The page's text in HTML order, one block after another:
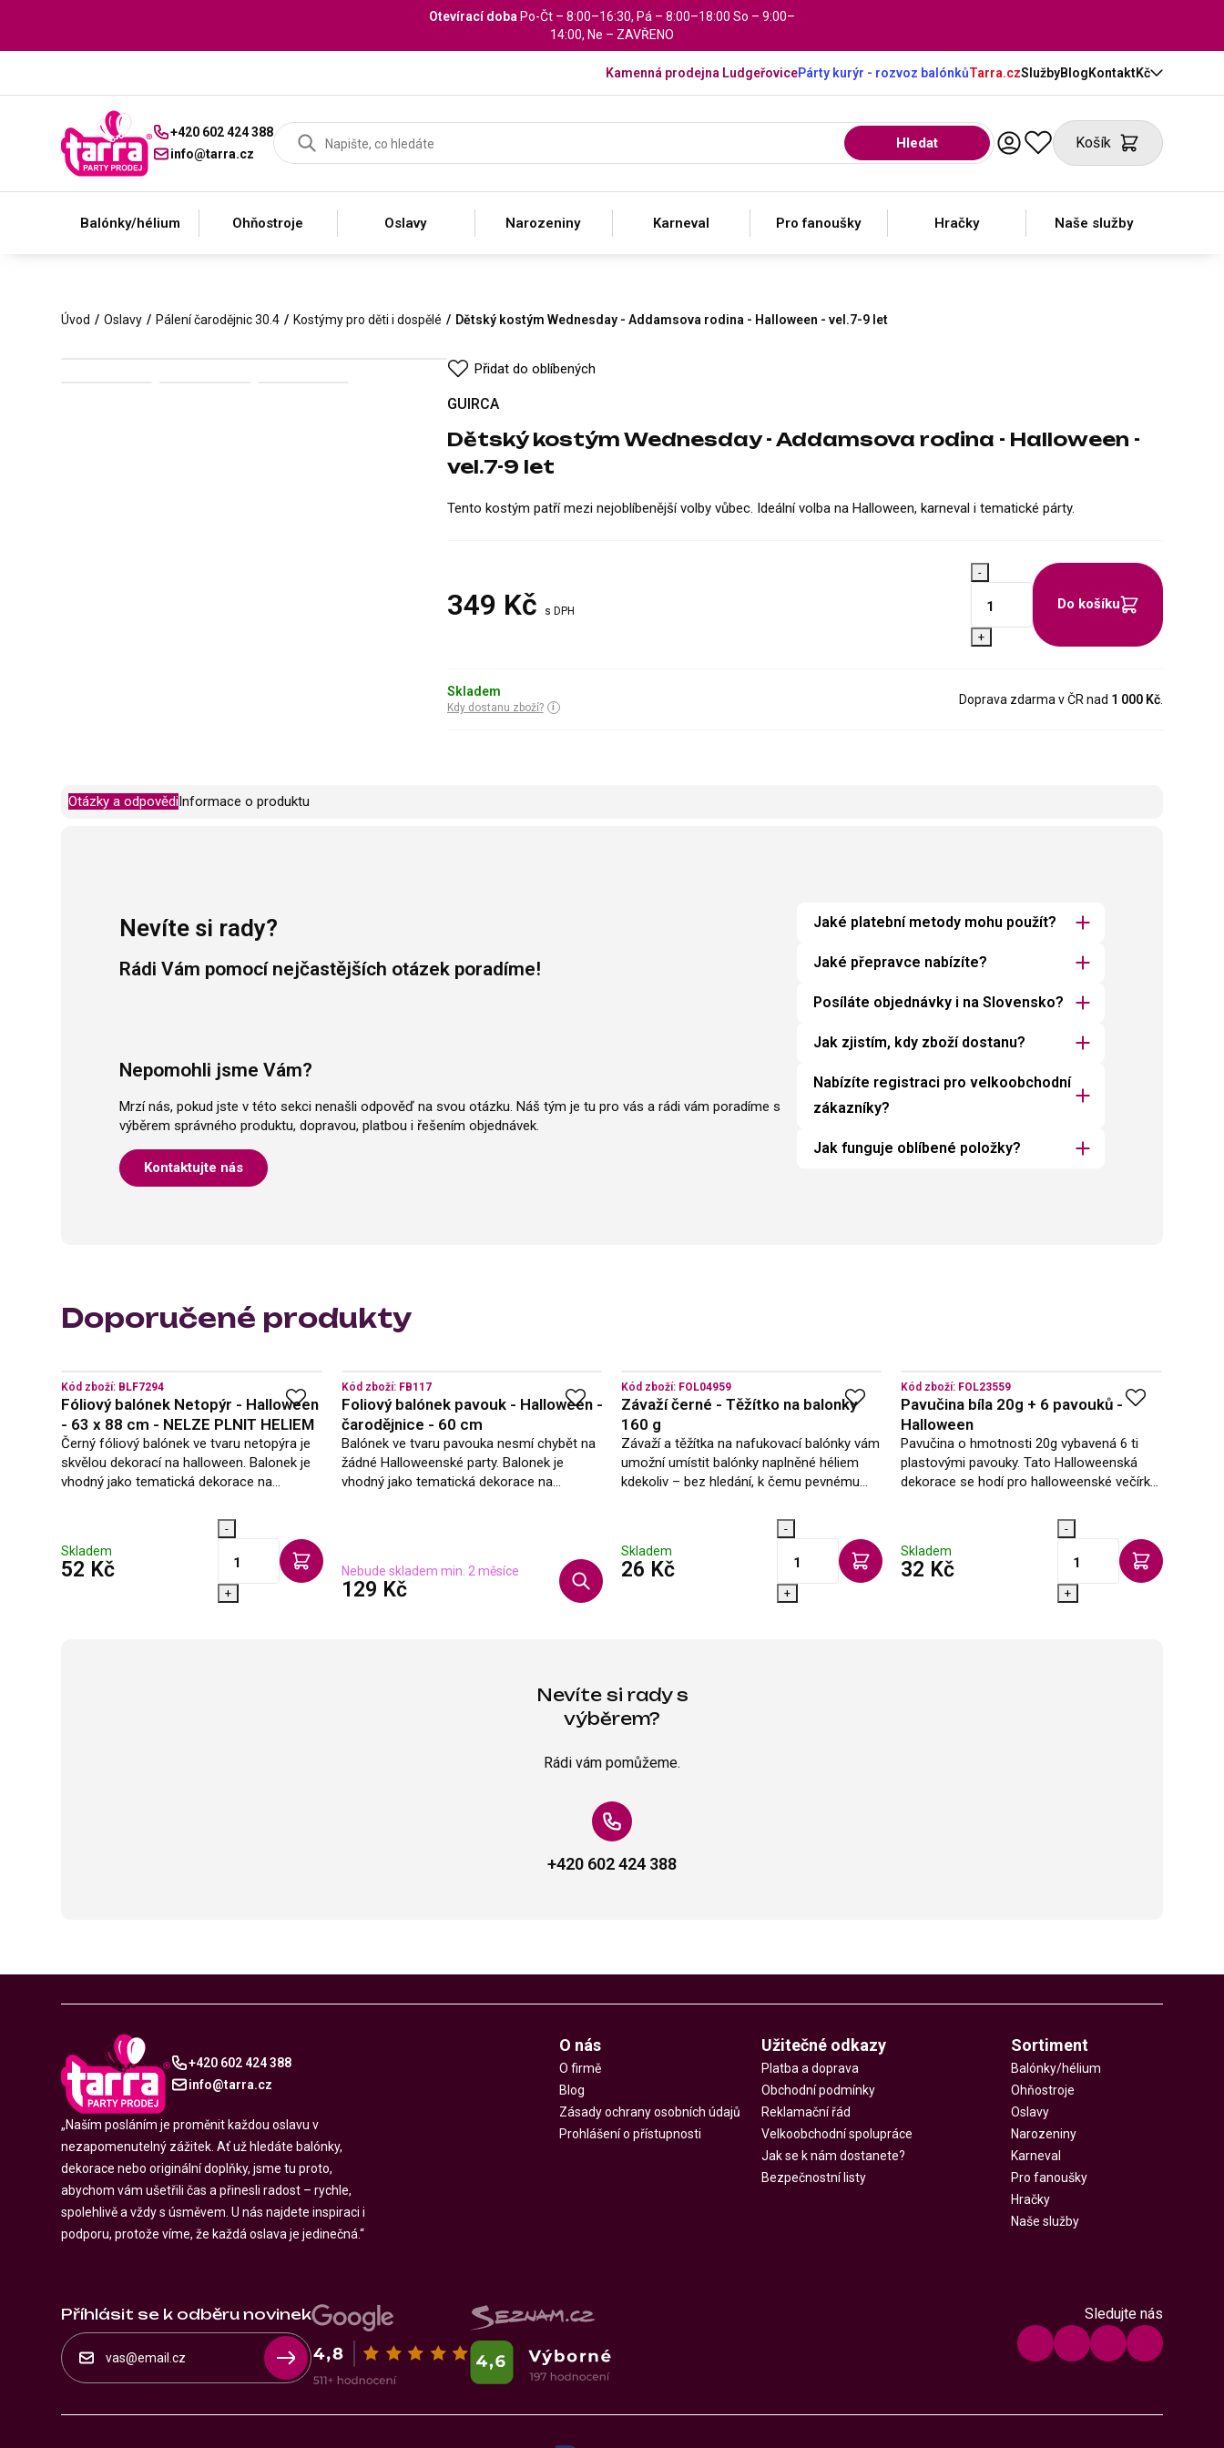
Otevírací doba Po-Čt – 8:00–16:30, Pá – 8:00–18:00 So – 9:00–
14:00, Ne – ZAVŘENO
Kamenná prodejna LudgeřovicePárty kurýr - rozvoz balónkůTarra.czSlužbyBlogKontaktKč
+420 602 424 388
info@tarra.cz
Hledat Košík
Balónky/hélium Ohňostroje Oslavy Narozeniny Karneval Pro fanoušky Hračky Naše služby
Úvod Oslavy Pálení čarodějnic 30.4 Kostýmy pro děti i dospělé Dětský kostým Wednesday - Addamsova rodina - Halloween - vel.7-9 let
Přidat do oblíbených
GUIRCA
Dětský kostým Wednesday - Addamsova rodina - Halloween -
vel.7-9 let
Tento kostým patří mezi nejoblíbenější volby vůbec. Ideální volba na Halloween, karneval i tematické párty.
349 Kč s DPH
-
+
Do košíku
Skladem
Kdy dostanu zboží?
Doprava zdarma v ČR nad 1 000 Kč.
Otázky a odpovědiInformace o produktu
Nevíte si rady?
Rádi Vám pomocí nejčastějších otázek poradíme!
Nepomohli jsme Vám?
Mrzí nás, pokud jste v této sekci nenašli odpověď na svou otázku. Náš tým je tu pro vás a rádi vám poradíme s
výběrem správného produktu, dopravou, platbou i řešením objednávek.
Kontaktujte nás
Jaké platební metody mohu použít?
Jaké přepravce nabízíte?
Posíláte objednávky i na Slovensko?
Jak zjistím, kdy zboží dostanu?
Nabízíte registraci pro velkoobchodní
zákazníky?
Jak funguje oblíbené položky?
Doporučené produkty
Kód zboží: BLF7294
Fóliový balónek Netopýr - Halloween
- 63 x 88 cm - NELZE PLNIT HELIEM
Černý fóliový balónek ve tvaru netopýra je
skvělou dekorací na halloween. Balonek je
vhodný jako tematická dekorace na
stylově. Balonek lze nafouknout…
Skladem
52 Kčs DPH
-
+
Kód zboží: FB117
Foliový balónek pavouk - Halloween -
čarodějnice - 60 cm
Balónek ve tvaru pavouka nesmí chybět na
žádné Halloweenské party. Balonek je
vhodný jako tematická dekorace na
Nebude skladem min. 2 měsíce
129 Kčs DPH
Kód zboží: FOL04959
Závaží černé - Těžítko na balonky
160 g
Závaží a těžítka na nafukovací balónky vám
umožní umístit balónky naplněné héliem
kdekoliv – bez hledání, k čemu pevnému
bez problému unese i několik…
Skladem
26 Kčs DPH
-
+
Kód zboží: FOL23559
Pavučina bíla 20g + 6 pavouků -
Halloween
Pavučina o hmotnosti 20g vybavená 6 ti
plastovými pavouky. Tato Halloweenská
dekorace se hodí pro halloweenské večírky
Skladem
32 Kčs DPH
-
+
Nevíte si rady s
výběrem?
Rádi vám pomůžeme.
+420 602 424 388
+420 602 424 388
info@tarra.cz
„Naším posláním je proměnit každou oslavu v
nezapomenutelný zážitek. Ať už hledáte balónky,
dekorace nebo originální doplňky, jsme tu proto,
abychom vám ušetřili čas a přinesli radost – rychle,
spolehlivě a vždy s úsměvem. U nás najdete inspiraci i
podporu, protože víme, že každá oslava je jedinečná.“
O nás
O firmě
Blog
Zásady ochrany osobních údajů
Prohlášení o přístupnosti
Užitečné odkazy
Platba a doprava
Obchodní podmínky
Reklamační řád
Velkoobchodní spolupráce
Jak se k nám dostanete?
Bezpečnostní listy
Sortiment
Balónky/hélium
Ohňostroje
Oslavy
Narozeniny
Karneval
Pro fanoušky
Hračky
Naše služby
Příhlásit se k odběru novinek Sledujte nás